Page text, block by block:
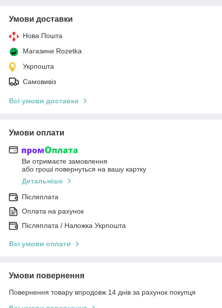
Умови доставки
Нова Пошта
Магазини Rozetka
Укрпошта
Самовивіз
Всі умови доставки
Умови оплати
Ви отримаєте замовлення
або гроші повернуться на вашу картку
Детальніше
Післяплата
Оплата на рахунок
Післяплата / Наложка Укрпошта
Всі умови оплати
Умови повернення
Повернення товару впродовж 14 днів за рахунок покупця